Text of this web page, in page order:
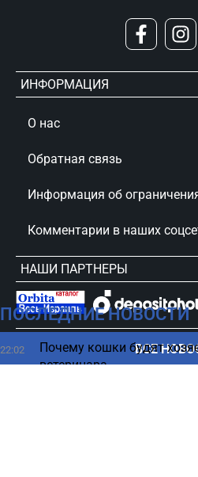
ПОСЛЕДНИЕ НОВОСТИ
22:02
Почему кошки будят
ветеринара
ВСЕ
ИНФОРМАЦИЯ
О нас
Обратная связь
Информация об
Комментарии в наших
НАШИ ПАРТНЕРЫ
сursorinfo.co.il © Все права